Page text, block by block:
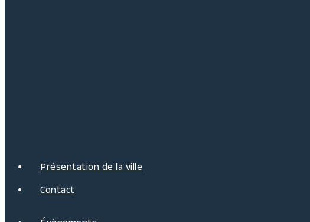
Présentation de la ville
Contact